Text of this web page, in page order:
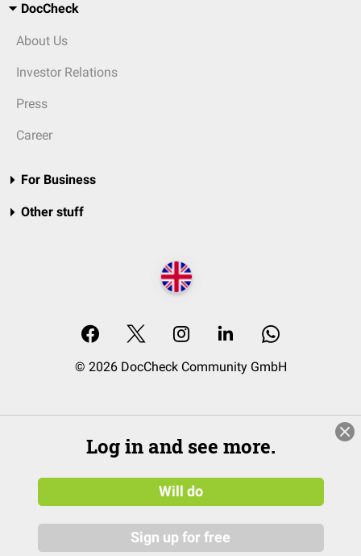
DocCheck
About Us
Investor Relations
Press
Career
For Business
Other stuff
© 2026 DocCheck Community GmbH
Log in and see more.
Will do
Sign up for free